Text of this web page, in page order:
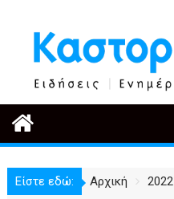
περιεχόμενο
Είστε εδώ: Αρχική 2022